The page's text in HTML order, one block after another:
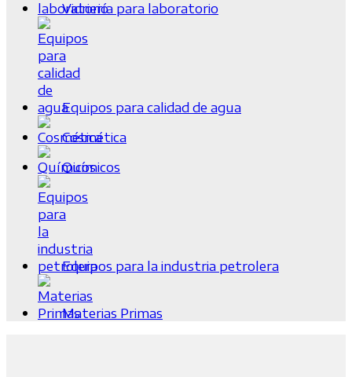
Vidriería para laboratorio
Equipos para calidad de agua
Cosmética
Químicos
Equipos para la industria petrolera
Materias Primas